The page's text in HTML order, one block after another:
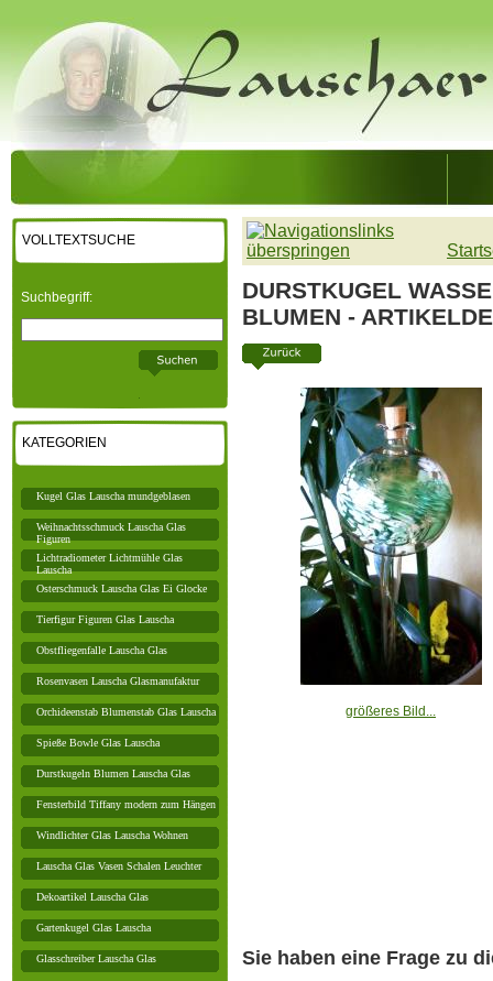
DURSTKUGEL
BLUMEN -
größeres Bild...
Sie haben eine Frage zu
VOLLTEXTSUCHE
Suchbegriff:
KATEGORIEN
Kugel Glas Lauscha mundgeblasen
Weihnachtsschmuck Lauscha Glas
Figuren
Lichtradiometer Lichtmühle Glas
Lauscha
Osterschmuck Lauscha Glas Ei Glocke
Tierfigur Figuren Glas Lauscha
Obstfliegenfalle Lauscha Glas
Rosenvasen Lauscha Glasmanufaktur
Orchideenstab Blumenstab Glas Lauscha
Spieße Bowle Glas Lauscha
Durstkugeln Blumen Lauscha Glas
Fensterbild Tiffany modern zum Hängen
Windlichter Glas Lauscha Wohnen
Lauscha Glas Vasen Schalen Leuchter
Dekoartikel Lauscha Glas
Gartenkugel Glas Lauscha
Glasschreiber Lauscha Glas